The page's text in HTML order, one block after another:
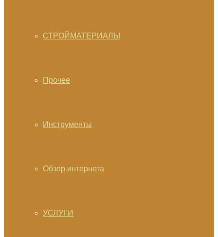
СТРОЙМАТЕРИАЛЫ
Прочее
Инструменты
Обзор интернета
УСЛУГИ